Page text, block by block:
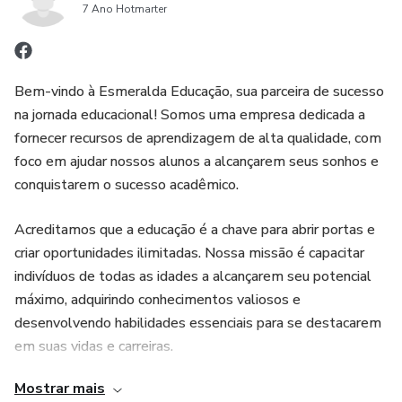
7 Ano Hotmarter
Bem-vindo à Esmeralda Educação, sua parceira de sucesso
na jornada educacional! Somos uma empresa dedicada a
fornecer recursos de aprendizagem de alta qualidade, com
foco em ajudar nossos alunos a alcançarem seus sonhos e
conquistarem o sucesso acadêmico.
Acreditamos que a educação é a chave para abrir portas e
criar oportunidades ilimitadas. Nossa missão é capacitar
indivíduos de todas as idades a alcançarem seu potencial
máximo, adquirindo conhecimentos valiosos e
desenvolvendo habilidades essenciais para se destacarem
em suas vidas e carreiras.
Na Esmeralda Educação, temos o prazer de oferecer uma
Mostrar mais